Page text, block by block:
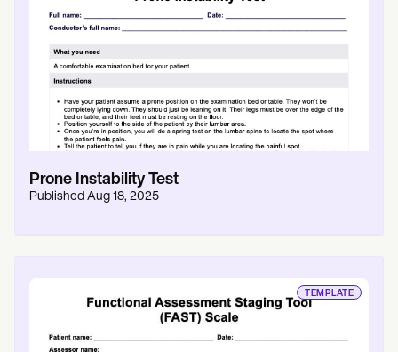
Prone Instability Test
Published Aug 18, 2025
TEMPLATE